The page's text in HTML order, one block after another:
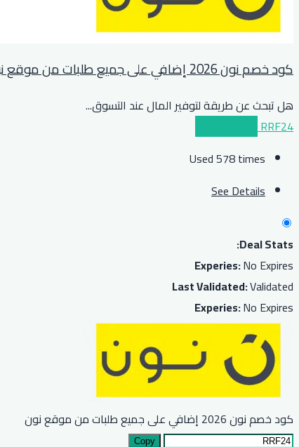
كود خصم نون 2026 إضافي على جميع طلبات من موقع نون
هل تبحث عن طريقة لتوفير المال عند التسوق...
RRF24
Used 578 times
See Details
Deal Stats:
Experies:No Expires
Last Validated:Validated
Experies:No Expires
كود خصم نون 2026 إضافي على جميع طلبات من موقع نون
Copy